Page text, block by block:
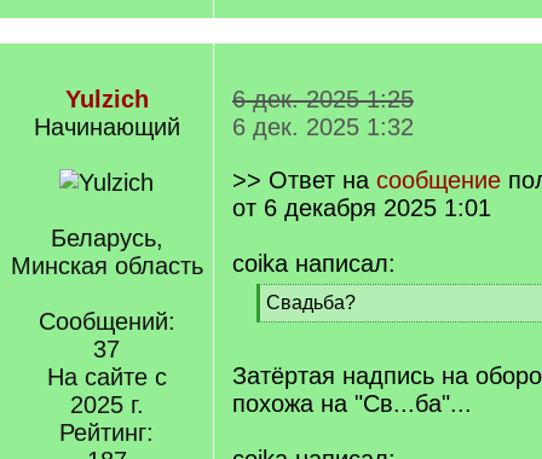
Yulzich
Начинающий
Беларусь,
Минская область
Сообщений:
37
На сайте с
2025 г.
Рейтинг:
6 дек. 2025 1:25
6 дек. 2025 1:32
>> Ответ на сообщение
от 6 декабря 2025 1:01
coika написал:
[
q
Свадьба?
[
q
]
Затёртая надпись на
похожа на "Св...ба"...